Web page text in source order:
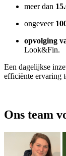
meer dan
ongeveer
opvolging
Look&Fin.
Een dagelijkse
efficiënte ervaring
Ons team